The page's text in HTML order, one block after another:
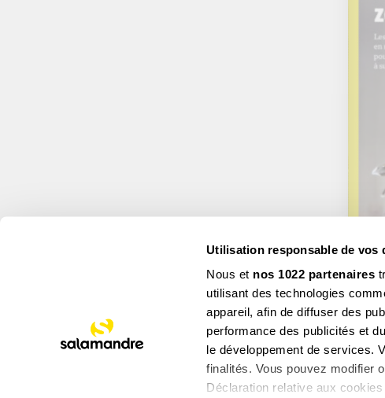
Utilisation responsable de vos
Nous et nos 1022 partenaires
utilisant des technologies
appareil, afin de diffuser des
performance des publicités et
le développement de services.
finalités. Vous pouvez modifier
Déclaration relative aux